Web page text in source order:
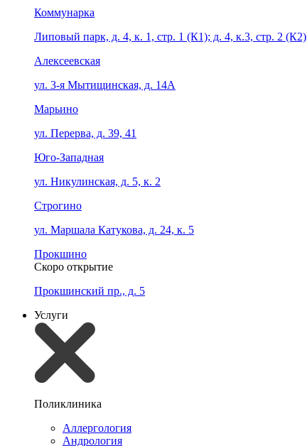
Коммунарка
Липовый парк, д. 4, к. 1, стр. 1 (К1); д. 4, к.3, стр. 2 (К2)
Алексеевская
ул. 3-я Мытищинская, д. 14А
Марьино
ул. Перерва, д. 39, 41
Юго-Западная
ул. Никулинская, д. 5, к. 2
Строгино
ул. Маршала Катукова, д. 24, к. 5
Прокшино
Скоро открытие
Прокшинский пр., д. 5
Услуги
Поликлиника
Аллергология
Андрология